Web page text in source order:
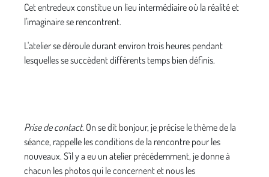
Cet entredeux constitue un lieu intermédiaire où la réalité et
l'imaginaire se rencontrent.
L'atelier se déroule durant environ trois heures pendant
lesquelles se succèdent différents temps bien définis.
Prise de contact. On se dit bonjour, je précise le thème de la
séance, rappelle les conditions de la rencontre pour les
nouveaux. S'il y a eu un atelier précédemment, je donne à
chacun les photos qui le concernent et nous les